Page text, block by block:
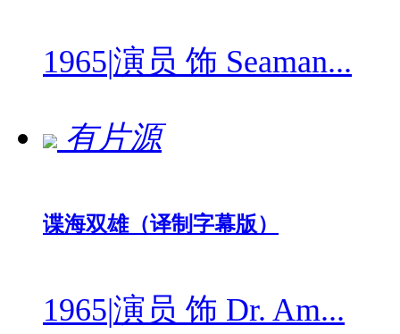
1965|演员 饰 Seaman...
有片源
谍海双雄（译制字幕版）
1965|演员 饰 Dr. Am...